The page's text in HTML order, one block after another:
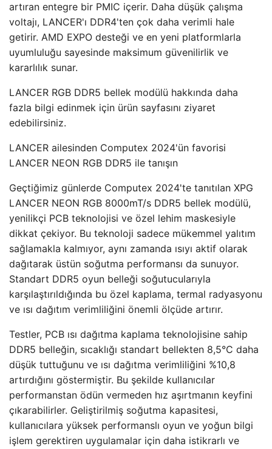
artıran entegre bir PMIC içerir. Daha düşük çalışma
voltajı, LANCER'ı DDR4'ten çok daha verimli hale
getirir. AMD EXPO desteği ve en yeni platformlarla
uyumluluğu sayesinde maksimum güvenilirlik ve
kararlılık sunar.
LANCER RGB DDR5 bellek modülü hakkında daha
fazla bilgi edinmek için ürün sayfasını ziyaret
edebilirsiniz.
LANCER ailesinden Computex 2024'ün favorisi
LANCER NEON RGB DDR5 ile tanışın
Geçtiğimiz günlerde Computex 2024'te tanıtılan XPG
LANCER NEON RGB 8000mT/s DDR5 bellek modülü,
yenilikçi PCB teknolojisi ve özel lehim maskesiyle
dikkat çekiyor. Bu teknoloji sadece mükemmel yalıtım
sağlamakla kalmıyor, aynı zamanda ısıyı aktif olarak
dağıtarak üstün soğutma performansı da sunuyor.
Standart DDR5 oyun belleği soğutucularıyla
karşılaştırıldığında bu özel kaplama, termal radyasyonu
ve ısı dağıtım verimliliğini önemli ölçüde artırır.
Testler, PCB ısı dağıtma kaplama teknolojisine sahip
DDR5 belleğin, sıcaklığı standart bellekten 8,5°C daha
düşük tuttuğunu ve ısı dağıtma verimliliğini %10,8
artırdığını göstermiştir. Bu şekilde kullanıcılar
performanstan ödün vermeden hız aşırtmanın keyfini
çıkarabilirler. Geliştirilmiş soğutma kapasitesi,
kullanıcılara yüksek performanslı oyun ve yoğun bilgi
işlem gerektiren uygulamalar için daha istikrarlı ve